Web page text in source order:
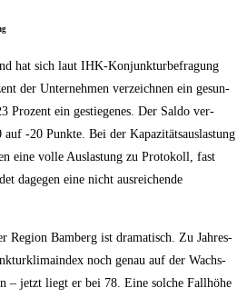
hat sich laut IHK-Kon­junk­tur­be­fra­gung
der Unter­neh­men ver­zeich­nen ein gesun­
Pro­zent ein gestie­ge­nes. Der Sal­do ver­
‑20 Punk­te. Bei der Kapa­zi­täts­aus­las­tung
eine vol­le Aus­las­tung zu Pro­to­koll, fast
dage­gen eine nicht aus­rei­chen­de
Regi­on Bam­berg ist dra­ma­tisch. Zu Jah­res­
noch genau auf der Wachs­
– jetzt liegt er bei 78. Eine sol­che Fall­hö­he